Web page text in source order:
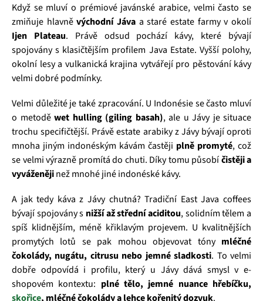
Když se mluví o prémiové javánské arabice, velmi často se
zmiňuje hlavněvýchodní Jáva a staré estate farmy v okolí
Ijen Plateau. Právě odsud pochází kávy, které bývají
spojovány s klasičtějším profilem Java Estate. Vyšší polohy,
okolní lesy a vulkanická krajina vytvářejí pro pěstování kávy
velmi dobré podmínky.
Velmi důležité je také zpracování. U Indonésie se často mluví
o metodě wet hulling (giling basah), ale u Jávy je situace
trochu specifičtější. Právě estate arabiky z Jávy bývají oproti
mnoha jiným indonéským kávám častěji plně promyté, což
se velmi výrazně promítá do chuti. Díky tomu působíčistěji a
vyváženějinež mnohé jiné indonéské kávy.
A jak tedy káva z Jávy chutná? Tradiční East Java coffees
bývají spojovány s nižší až střední aciditou, solidním tělem a
spíš klidnějším, méně křiklavým projevem. U kvalitnějších
promytých lotů se pak mohou objevovat tóny mléčné
čokolády, nugátu, citrusu nebo jemné sladkosti. To velmi
dobře odpovídá i profilu, který u Jávy dává smysl v e-
shopovém kontextu: plné tělo, jemné nuance hřebíčku,
skořice, mléčné čokolády a lehce kořenitý dozvuk.